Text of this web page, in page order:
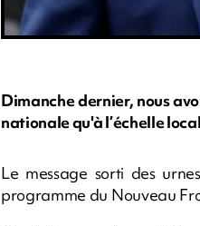
Dimanche dernier, nous
nationale qu'à l’échelle
Le message sorti des
programme du Nouveau